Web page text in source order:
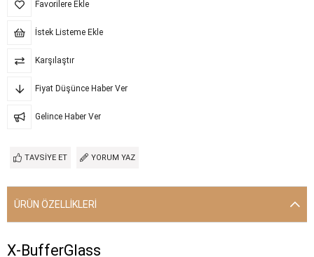
Favorilere Ekle
İstek Listeme Ekle
Karşılaştır
Fiyat Düşünce Haber Ver
Gelince Haber Ver
TAVSIYE ET YORUM YAZ
ÜRÜN ÖZELLIKLERI
X-BufferGlass